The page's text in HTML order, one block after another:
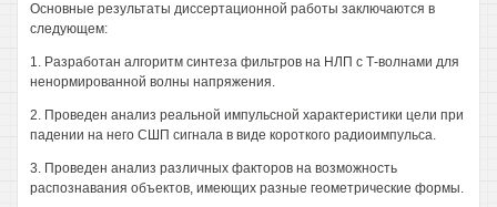
Основные результаты диссертационной работы заключаются в
следующем:
1. Разработан алгоритм синтеза фильтров на НЛП с Т-волнами для
ненормированной волны напряжения.
2. Проведен анализ реальной импульсной характеристики цели при
падении на него СШП сигнала в виде короткого радиоимпульса.
3. Проведен анализ различных факторов на возможность
распознавания объектов, имеющих разные геометрические формы.